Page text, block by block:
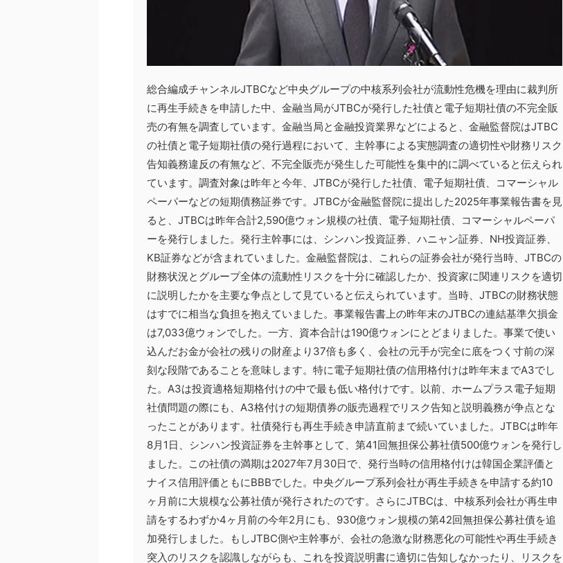
総合編成チャンネルJTBCなど中央グループの中核系列会社が流動性危機を理由に裁判所
に再生手続きを申請した中、金融当局がJTBCが発行した社債と電子短期社債の不完全販
売の有無を調査しています。金融当局と金融投資業界などによると、金融監督院はJTBC
の社債と電子短期社債の発行過程において、主幹事による実態調査の適切性や財務リスク
告知義務違反の有無など、不完全販売が発生した可能性を集中的に調べていると伝えられ
ています。調査対象は昨年と今年、JTBCが発行した社債、電子短期社債、コマーシャル
ペーパーなどの短期債務証券です。JTBCが金融監督院に提出した2025年事業報告書を見
ると、JTBCは昨年合計2,590億ウォン規模の社債、電子短期社債、コマーシャルペーパ
ーを発行しました。発行主幹事には、シンハン投資証券、ハニャン証券、NH投資証券、
KB証券などが含まれていました。金融監督院は、これらの証券会社が発行当時、JTBCの
財務状況とグループ全体の流動性リスクを十分に確認したか、投資家に関連リスクを適切
に説明したかを主要な争点として見ていると伝えられています。当時、JTBCの財務状態
はすでに相当な負担を抱えていました。事業報告書上の昨年末のJTBCの連結基準欠損金
は7,033億ウォンでした。一方、資本合計は190億ウォンにとどまりました。事業で使い
込んだお金が会社の残りの財産より37倍も多く、会社の元手が完全に底をつく寸前の深
刻な段階であることを意味します。特に電子短期社債の信用格付けは昨年末までA3でし
た。A3は投資適格短期格付けの中で最も低い格付けです。以前、ホームプラス電子短期
社債問題の際にも、A3格付けの短期債券の販売過程でリスク告知と説明義務が争点とな
ったことがあります。社債発行も再生手続き申請直前まで続いていました。JTBCは昨年
8月1日、シンハン投資証券を主幹事として、第41回無担保公募社債500億ウォンを発行し
ました。この社債の満期は2027年7月30日で、発行当時の信用格付けは韓国企業評価と
ナイス信用評価ともにBBBでした。中央グループ系列会社が再生手続きを申請する約10
ヶ月前に大規模な公募社債が発行されたのです。さらにJTBCは、中核系列会社が再生申
請をするわずか4ヶ月前の今年2月にも、930億ウォン規模の第42回無担保公募社債を追
加発行しました。もしJTBC側や主幹事が、会社の急激な財務悪化の可能性や再生手続き
突入のリスクを認識しながらも、これを投資説明書に適切に告知しなかったり、リスクを